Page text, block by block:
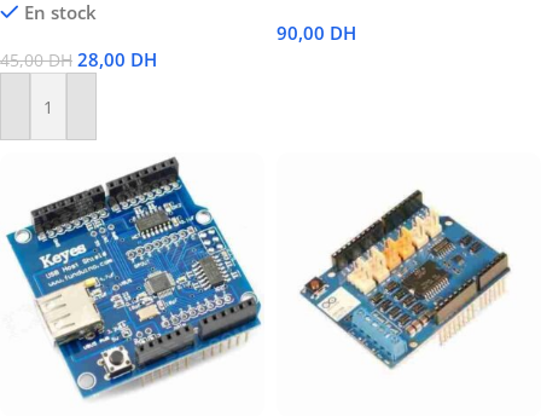
En stock
45,00DH 28,00 DH
Ajouter Au Panier
90,00 DH